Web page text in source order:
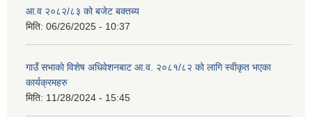
आ.व २०८२/८३ को बजेट बक्तब्य
मिति: 06/26/2025 - 10:37
गाउँ सभाको विशेष अधिवेशनबाट आ.व. २०८१/८२ को लागि स्वीकृत भएका
कार्यक्रमहरु
मिति: 11/28/2024 - 15:45